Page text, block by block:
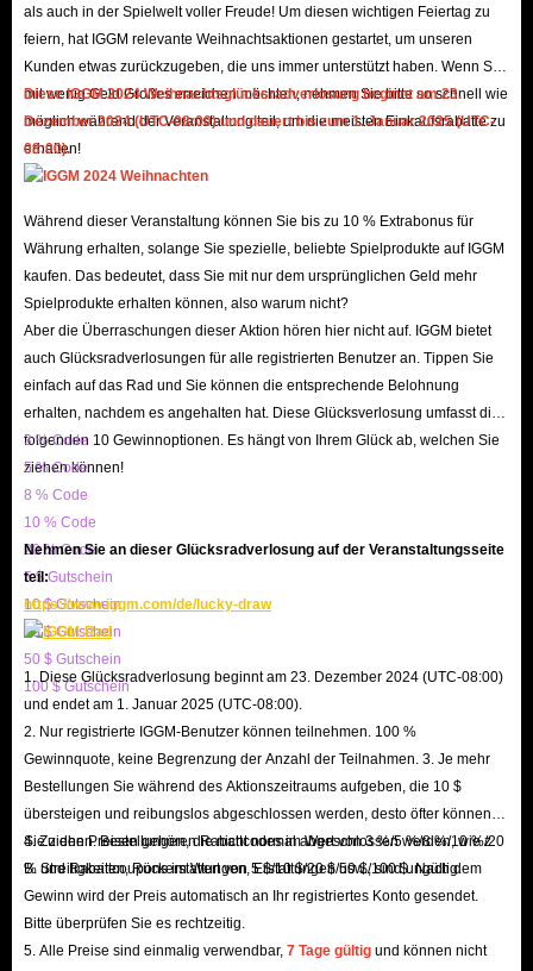
professioneller Shop für In-Game-Währungen, Items und Accounts
Maximale Sicherheit
Sicherheit steht bei RMT (Real Money Trading) an erster Stelle. Alle
Accounts auf IGGM stammen von zuverlässigen Lieferanten und wurden
wenigen Tagen unbrauchbar wird. Zudem schützt unser strenger
Käuferschutzmechanismus Ihr Einkaufserlebnis vor potenziellen Angriffen
Wettbewerbsfähige Preise
Warum mehr bezahlen? Unsere Accounts gehören zu den günstigsten der
Branche. Unser Team überwacht täglich die Markttrends und passt die
Preise an, um Ihnen den bestmöglichen Deal zu garantieren.
VIP-Rabatte:
Feiertags-Specials:
Events.
Verdienen Sie Provisionen durch Empfehlungen.
Blitzschnelle Lieferung
Dank unseres großen Bestands können wir fast jeden Account-Typ sofort
bereitstellen. Sobald Ihre Informationen korrekt vorliegen, senden wir
Ihnen die Account-Daten in kürzester Zeit per E-Mail zu. Machen Sie eine
kurze Kaffeepause, und schon können Sie mit Ihrem neuen Account in das
Abenteuer starten.
Fünf-Sterne-Service
allen Fragen vor oder nach dem Kauf. Egal, ob Sie Hilfe beim
Bestellvorgang benötigen oder Fragen zu Ihrem neuen Account haben – wir
finden schnell die beste Lösung für Sie.
als auch in der Spielwelt voller Freude! Um diesen wichtigen Feiertag zu
feiern, hat IGGM relevante Weihnachtsaktionen gestartet, um unseren
Kunden etwas zurückzugeben, die uns immer unterstützt haben. Wenn Sie
mit wenig Geld Großes erreichen möchten, nehmen Sie bitte so schnell wie
möglich während der Veranstaltung teil, um die meisten Einkaufsrabatte zu
erhalten!
Diese IGGM 2024 Weihnachtsglücksradverlosung beginnt am 23.
Dezember 2024 (UTC-08:00) und dauert bis zum 1. Januar 2025 (UTC-
08:00).
Während dieser Veranstaltung können Sie bis zu 10 % Extrabonus für
Währung erhalten, solange Sie spezielle, beliebte Spielprodukte auf IGGM
kaufen. Das bedeutet, dass Sie mit nur dem ursprünglichen Geld mehr
Spielprodukte erhalten können, also warum nicht?
Aber die Überraschungen dieser Aktion hören hier nicht auf. IGGM bietet
auch Glücksradverlosungen für alle registrierten Benutzer an. Tippen Sie
einfach auf das Rad und Sie können die entsprechende Belohnung
erhalten, nachdem es angehalten hat. Diese Glücksverlosung umfasst die
folgenden 10 Gewinnoptionen. Es hängt von Ihrem Glück ab, welchen Sie
ziehen können!
3 % Code
5 % Code
8 % Code
10 % Code
20 % Code
5 $ Gutschein
10 $ Gutschein
20 $ Gutschein
50 $ Gutschein
100 $ Gutschein
Nehmen Sie an dieser Glücksradverlosung auf der Veranstaltungsseite
teil:
https://www.iggm.com/de/lucky-draw
1. Diese Glücksradverlosung beginnt am 23. Dezember 2024 (UTC-08:00)
und endet am 1. Januar 2025 (UTC-08:00).
2. Nur registrierte IGGM-Benutzer können teilnehmen. 100 %
Gewinnquote, keine Begrenzung der Anzahl der Teilnahmen. 3. Je mehr
Bestellungen Sie während des Aktionszeitraums aufgeben, die 10 $
übersteigen und reibungslos abgeschlossen werden, desto öfter können
Sie ziehen. Bestellungen, die nicht normal abgeschlossen werden, wie z.
B. Streitigkeiten, Rückerstattungen, Erstattungen usw., sind ungültig.
4. Zu den Preisen gehören Rabattcodes im Wert von 3 %/5 %/8 %/10 %/20
% und Rabattcoupons im Wert von 5 $/10 $/20 $/50 $/100 $. Nach dem
Gewinn wird der Preis automatisch an Ihr registriertes Konto gesendet.
Bitte überprüfen Sie es rechtzeitig.
5. Alle Preise sind einmalig verwendbar, 7 Tage gültig und können nicht